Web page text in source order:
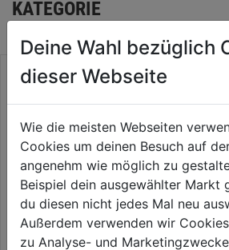
KATEGORIE
Benzin-Rasenmäher Combi
Deine Wahl bezüglich
dieser Webseite
Wie die meisten Webseiten
Cookies um deinen Besuch auf
angenehm wie möglich zu
Beispiel dein ausgewählter Markt
du diesen nicht jedes Mal neu
Außerdem verwenden wir
zu Analyse- und